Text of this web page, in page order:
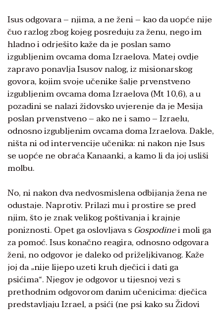
Isus odgovara – njima, a ne ženi – kao da uopće nije
čuo razlog zbog kojeg posreduju za ženu, nego im
hladno i odrješito kaže da je poslan samo
izgubljenim ovcama doma Izraelova. Matej ovdje
zapravo ponavlja Isusov nalog, iz misionarskog
govora, kojim svoje učenike šalje prvenstveno
izgubljenim ovcama doma Izraelova (Mt 10,6), a u
pozadini se nalazi židovsko uvjerenje da je Mesija
poslan prvenstveno – ako ne i samo – Izraelu,
odnosno izgubljenim ovcama doma Izraelova. Dakle,
ništa ni od intervencije učenika: ni nakon nje Isus
se uopće ne obraća Kanaanki, a kamo li da joj usliši
molbu.
No, ni nakon dva nedvosmislena odbijanja žena ne
odustaje. Naprotiv. Prilazi mu i prostire se pred
njim, što je znak velikog poštivanja i krajnje
poniznosti. Opet ga oslovljava s Gospodinei moli ga
za pomoć. Isus konačno reagira, odnosno odgovara
ženi, no odgovor je daleko od priželjkivanog. Kaže
joj da „nije lijepo uzeti kruh dječici i dati ga
psićima“. Njegov je odgovor u tijesnoj vezi s
prethodnim odgovorom danim učenicima: dječica
predstavljaju Izrael, a psići (ne psi kako su Židovi